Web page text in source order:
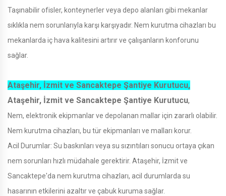
Taşınabilir ofisler, konteynerler veya depo alanları gibi mekanlar
sıklıkla nem sorunlarıyla karşı karşıyadır. Nem kurutma cihazları bu
mekanlarda iç hava kalitesini artırır ve çalışanların konforunu
sağlar.
Ataşehir, İzmit ve Sancaktepe Şantiye Kurutucu,
Ataşehir, İzmit ve Sancaktepe Şantiye Kurutucu,
Nem, elektronik ekipmanlar ve depolanan mallar için zararlı olabilir.
Nem kurutma cihazları, bu tür ekipmanları ve malları korur.
Acil Durumlar: Su baskınları veya su sızıntıları sonucu ortaya çıkan
nem sorunları hızlı müdahale gerektirir. Ataşehir, İzmit ve
Sancaktepe'da nem kurutma cihazları, acil durumlarda su
hasarının etkilerini azaltır ve çabuk kuruma sağlar.